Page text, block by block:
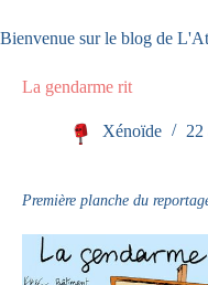
au
contenu
Bienvenue sur le blog de
La gendarme rit
Xénoïde 22
Première planche du